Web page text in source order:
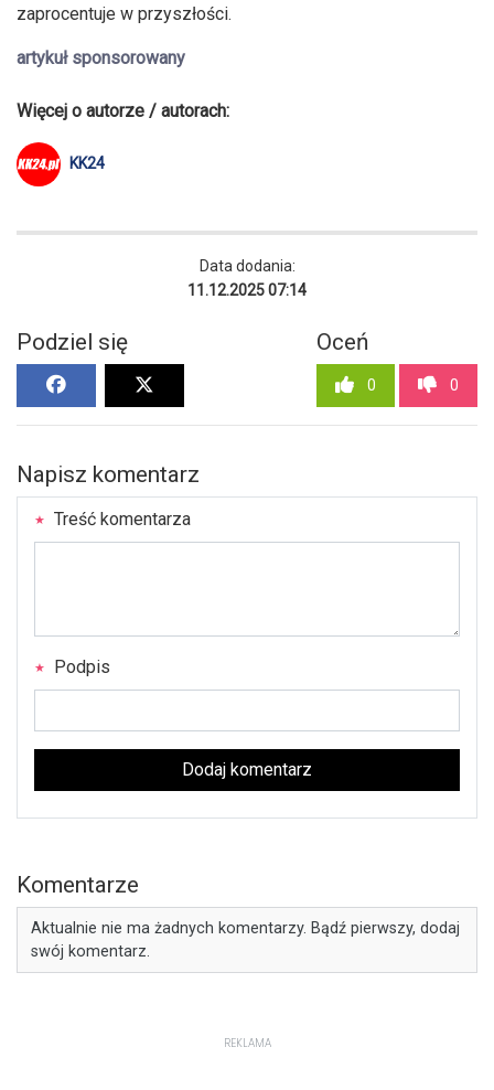
zaprocentuje w przyszłości.
artykuł sponsorowany
Więcej o autorze / autorach:
KK24
Data dodania:
11.12.2025 07:14
Podziel się Oceń
0 0
Napisz komentarz
Treść komentarza
Podpis
Dodaj komentarz
Komentarze
Aktualnie nie ma żadnych komentarzy. Bądź pierwszy, dodaj
swój komentarz.
REKLAMA